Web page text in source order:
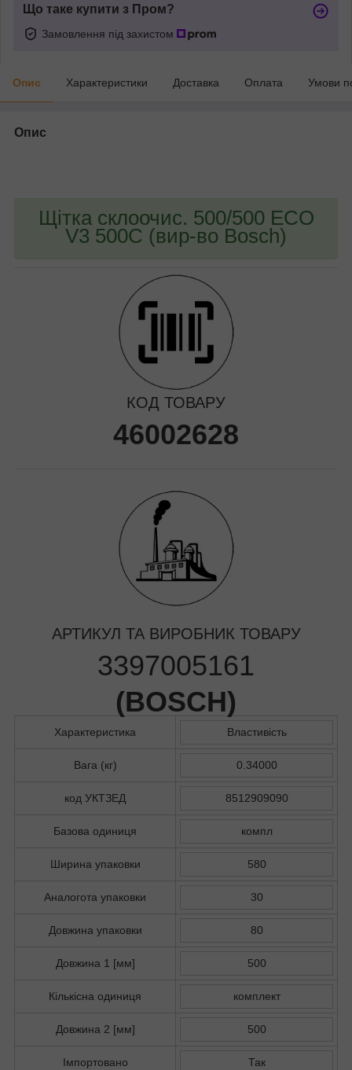
Що таке купити з Пром?
Замовлення під захистом
Опис Характеристики Доставка Оплата Умови
Опис
Щітка склоочис. 500/500 ECO
V3 500C (вир-во Bosch)
КОД ТОВАРУ
46002628
АРТИКУЛ ТА ВИРОБНИК ТОВАРУ
3397005161
(BOSCH)
Характеристика Властивість
Вага (кг) 0.34000
код УКТЗЕД 8512909090
Базова одиниця компл
Ширина упаковки 580
Аналогота упаковки 30
Довжина упаковки 80
Довжина 1 [мм] 500
Кількісна одиниця комплект
Довжина 2 [мм] 500
Імпортовано Так